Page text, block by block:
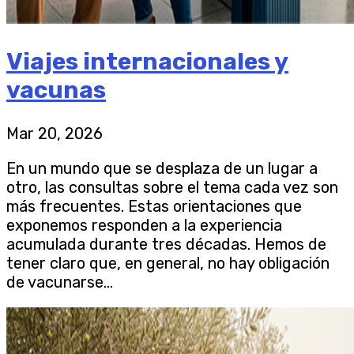
Viajes internacionales y
vacunas
Mar 20, 2026
En un mundo que se desplaza de un lugar a
otro, las consultas sobre el tema cada vez son
más frecuentes. Estas orientaciones que
exponemos responden a la experiencia
acumulada durante tres décadas. Hemos de
tener claro que, en general, no hay obligación
de vacunarse...